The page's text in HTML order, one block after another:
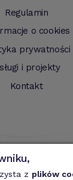
Regulamin
o cookies
prywatności
i projekty
Kontakt
z plików